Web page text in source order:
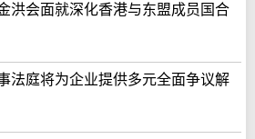
洪会面就深化香港与东盟成员国合
法庭将为企业提供多元全面争议解